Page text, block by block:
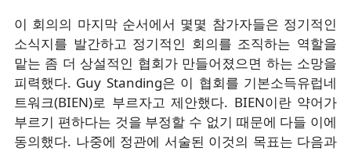
이 회의의 마지막 순서에서 몇몇 참가자들은 정기적인
소식지를 발간하고 정기적인 회의를 조직하는 역할을
맡는 좀 더 상설적인 협회가 만들어졌으면 하는 소망을
피력했다. Guy Standing은 이 협회를 기본소득유럽네
트워크(BIEN)로 부르자고 제안했다. BIEN이란 약어가
부르기 편하다는 것을 부정할 수 없기 때문에 다들 이에
동의했다. 나중에 정관에 서술된 이것의 목표는 다음과